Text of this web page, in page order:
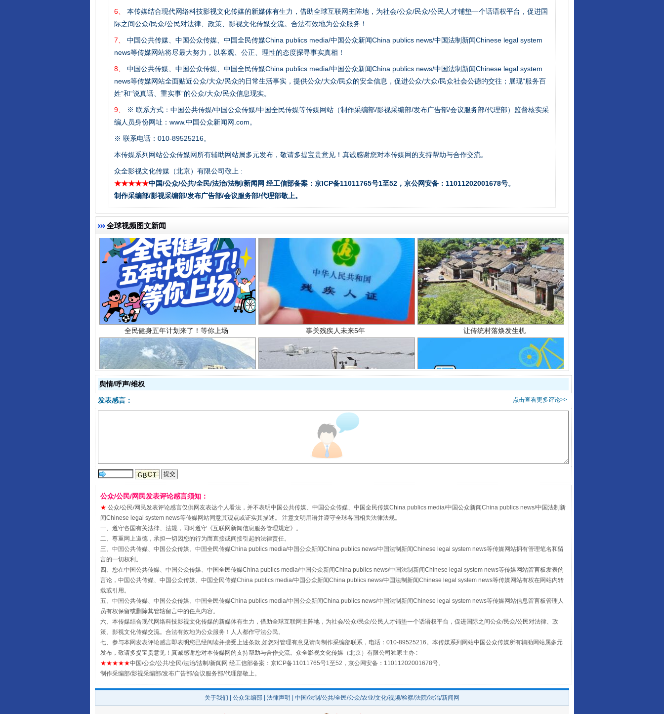
6、
本传媒结合现代网络科技影视文化传媒的新媒体有生力，借助全球互联网主阵地，为社会/公众/民众/公民人才铺垫一个话语权平台，促进国
际之间公众/民众/公民对法律、政策、影视文化传媒交流。合法有效地为公众服务！
7、
中国公共传媒、中国公众传媒、中国全民传媒China publics media/中国公众新闻China publics news/中国法制新闻Chinese legal system
news等传媒网站将尽最大努力，以客观、公正、理性的态度探寻事实真相！
8、
中国公共传媒、中国公众传媒、中国全民传媒China publics media/中国公众新闻China publics news/中国法制新闻Chinese legal system
news等传媒网站全面贴近公众/大众/民众的日常生活事实，提供公众/大众/民众的安全信息，促进公众/大众/民众社会公德的交往；展现“服务百
姓”和“说真话、重实事”的公众/大众/民众信息现实。
9、
※ 联系方式：中国公共传媒/中国公众传媒/中国全民传媒等传媒网站（制作采编部/影视采编部/发布广告部/会议服务部/代理部）监督核实采
编人员身份网址：www.中国公众新闻网.com。
※ 联系电话：010-89525216。
本传媒系列网站公众传媒网所有辅助网站属多元发布，敬请多提宝贵意见！真诚感谢您对本传媒网的支持帮助与合作交流。
众全影视文化传媒（北京）有限公司敬上 :
★★★★★中国/公众/公共/全民/法治/法制/新闻网 经工信部备案：京ICP备11011765号1至52，京公网安备：11011202001678号。
制作采编部/影视采编部/发布广告部/会议服务部/代理部敬上。
全球视频图文新闻
揭开“小金库”的免责幌子 以产业富民促振兴 酒驾未被当场查获能处罚吗
受贿1.44亿！段成刚被判无期
全民健身五年计划来了！等你上场 事关残疾人未来5年 让传统村落焕发生机
走走走！国家喊你健身啦
国家大学科技园优化重塑工作
扯下公款旅游的“隐身衣” 如何以同查同治破解风腐交织难题
舆情/呼声/维权
点击查看更多评论>>
发表感言：
公众/公民/网民发表评论感言须知：
★ 公众/公民/网民发表评论感言仅供网友表达个人看法，并不表明中国公共传媒、中国公众传媒、中国全民传媒China publics media/中国公众新闻China publics news/中国法制新
闻Chinese legal system news等传媒网站同意其观点或证实其描述。 注意文明用语并遵守全球各国相关法律法规。
一、遵守各国有关法律、法规，同时遵守《互联网新闻信息服务管理规定》。
二、尊重网上道德，承担一切因您的行为而直接或间接引起的法律责任。
三、中国公共传媒、中国公众传媒、中国全民传媒China publics media/中国公众新闻China publics news/中国法制新闻Chinese legal system news等传媒网站拥有管理笔名和留
言的一切权利。
四、您在中国公共传媒、中国公众传媒、中国全民传媒China publics media/中国公众新闻China publics news/中国法制新闻Chinese legal system news等传媒网站留言板发表的
言论，中国公共传媒、中国公众传媒、中国全民传媒China publics media/中国公众新闻China publics news/中国法制新闻Chinese legal system news等传媒网站有权在网站内转
载或引用。
五、中国公共传媒、中国公众传媒、中国全民传媒China publics media/中国公众新闻China publics news/中国法制新闻Chinese legal system news等传媒网站信息留言板管理人
员有权保留或删除其管辖留言中的任意内容。
六、本传媒结合现代网络科技影视文化传媒的新媒体有生力，借助全球互联网主阵地，为社会/公众/民众/公民人才铺垫一个话语权平台，促进国际之间公众/民众/公民对法律、政
策、影视文化传媒交流。合法有效地为公众服务！人人都作守法公民。
七、参与本网发表评论感言即表明您已经阅读并接受上述条款,如您对管理有意见请向制作采编部联系，电话：010-89525216。本传媒系列网站中国公众传媒所有辅助网站属多元
发布，敬请多提宝贵意见！真诚感谢您对本传媒网的支持帮助与合作交流。众全影视文化传媒（北京）有限公司独家主办 :
★★★★★中国/公众/公共/全民/法治/法制/新闻网 经工信部备案：京ICP备11011765号1至52，京公网安备：11011202001678号。
制作采编部/影视采编部/发布广告部/会议服务部/代理部敬上。
关于我们 公众采编部 法律声明 | 中国/法制/公共/全民/公众/农业/文化/视频/检察/法院/法治/新闻网